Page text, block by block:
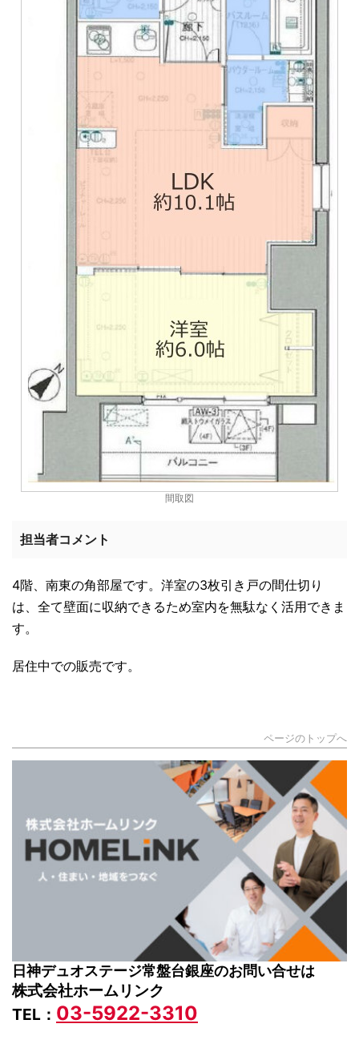
間取図
担当者コメント
4階、南東の角部屋です。洋室の3枚引き戸の間仕切り
は、全て壁面に収納できるため室内を無駄なく活用できま
す。
居住中での販売です。
ページのトップへ
日神デュオステージ常盤台銀座のお問い合せは
株式会社ホームリンク
TEL： 03-5922-3310